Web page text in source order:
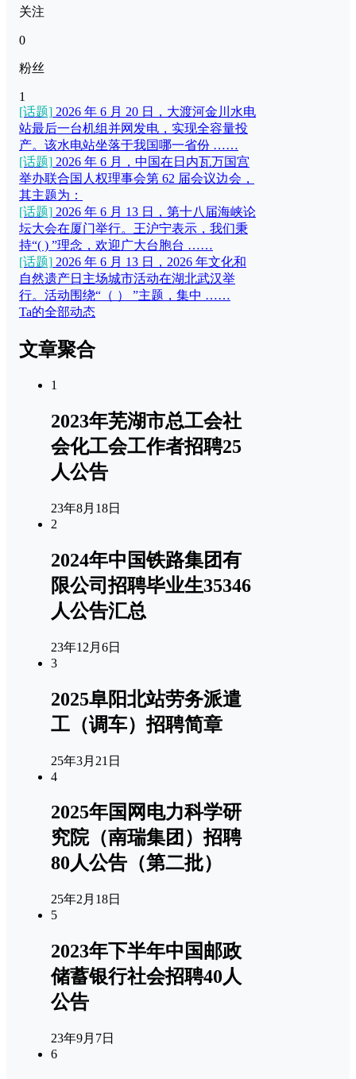
关注
0
粉丝
1
[话题] 2026 年 6 月 20 日，大渡河金川水电
站最后一台机组并网发电，实现全容量投
产。该水电站坐落于我国哪一省份 ……
[话题] 2026 年 6 月，中国在日内瓦万国宫
举办联合国人权理事会第 62 届会议边会，
其主题为：
[话题] 2026 年 6 月 13 日，第十八届海峡论
坛大会在厦门举行。王沪宁表示，我们秉
持“( ) ”理念，欢迎广大台胞台 ……
[话题] 2026 年 6 月 13 日，2026 年文化和
自然遗产日主场城市活动在湖北武汉举
行。活动围绕“（ ） ”主题，集中 ……
Ta的全部动态
文章聚合
1
2023年芜湖市总工会社
会化工会工作者招聘25
人公告
23年8月18日
2
2024年中国铁路集团有
限公司招聘毕业生35346
人公告汇总
23年12月6日
3
2025阜阳北站劳务派遣
工（调车）招聘简章
25年3月21日
4
2025年国网电力科学研
究院（南瑞集团）招聘
80人公告（第二批）
25年2月18日
5
2023年下半年中国邮政
储蓄银行社会招聘40人
公告
23年9月7日
6